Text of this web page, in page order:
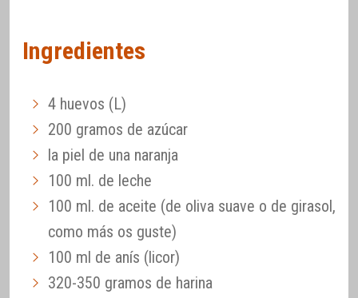
Ingredientes
4 huevos (L)
200 gramos de azúcar
la piel de una naranja
100 ml. de leche
100 ml. de aceite (de oliva suave o de girasol,
como más os guste)
100 ml de anís (licor)
320-350 gramos de harina